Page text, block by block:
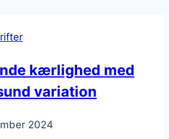
kærlighed med
variation
2024